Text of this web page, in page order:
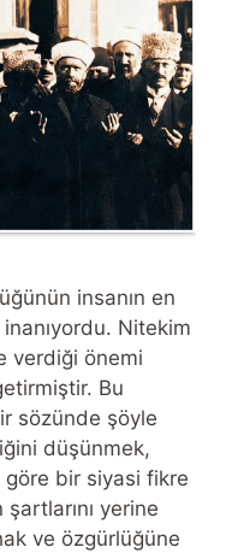
insanın en
Nitekim
verdiği önemi
Bu
sözünde şöyle
düşünmek,
bir siyasi fikre
yerine
ve özgürlüğüne